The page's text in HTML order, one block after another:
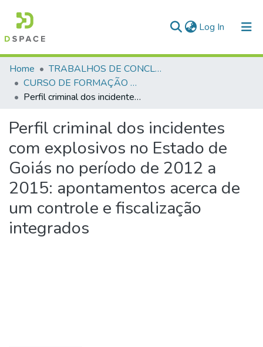
Log In (current)
Communities & Collections
All of DSpace
Home
TRABALHOS DE CONCLUSÃO DE CURSO - CFO (CURSO DE FORMAÇÃO DE OFICIAIS)
CURSO DE FORMAÇÃO DE OFICIAIS - 42ª TURMA CFO – ASPIRANTES - 2015
Perfil criminal dos incidentes com explosivos no Estado de Goiás no período de 2012 a 2015: apontamentos acerca de um controle e fiscalização integrados
Perfil criminal dos incidentes
com explosivos no Estado de
Goiás no período de 2012 a
2015: apontamentos acerca de
um controle e fiscalização
integrados